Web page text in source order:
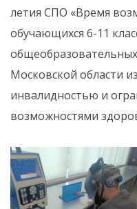
летия СПО «Время
обучающихся 6-11
Московской области
инвалидностью и
возможностями